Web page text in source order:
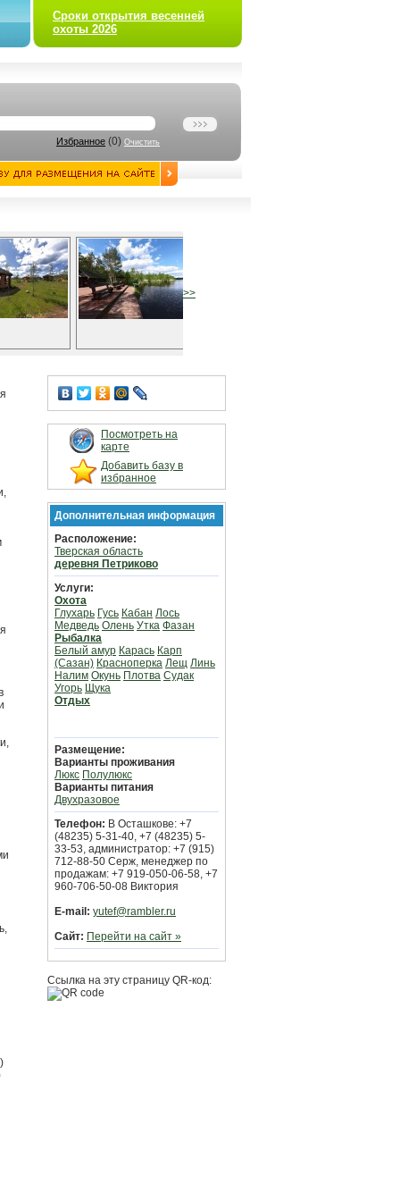
Сроки открытия весенней
охоты 2026
Избранное (0) Очистить
>>
Посмотреть на
карте
Добавить базу в
избранное
Дополнительная информация
Расположение:
Тверская область
деревня Петриково
Услуги:
Охота
Глухарь Гусь Кабан Лось
Медведь Олень Утка Фазан
Рыбалка
Белый амур Карась Карп
(Сазан) Красноперка Лещ Линь
Налим Окунь Плотва Судак
Угорь Щука
Отдых
Размещение:
Варианты проживания
Люкс Полулюкс
Варианты питания
Двухразовое
Телефон: В Осташкове: +7
(48235) 5-31-40, +7 (48235) 5-
33-53, администратор: +7 (915)
712-88-50 Серж, менеджер по
продажам: +7 919-050-06-58, +7
960-706-50-08 Виктория
E-mail: yutef@rambler.ru
Сайт: Перейти на сайт »
Ссылка на эту страницу QR-код: